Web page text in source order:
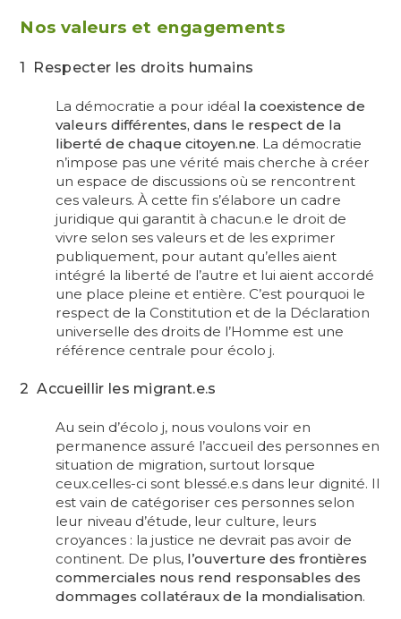
Nos valeurs et engagements
1 Respecter les droits humains
La démocratie a pour idéal la coexistence de
valeurs différentes, dans le respect de la
liberté de chaque citoyen.ne. La démocratie
n’impose pas une vérité mais cherche à créer
un espace de discussions où se rencontrent
ces valeurs. À cette fin s’élabore un cadre
juridique qui garantit à chacun.e le droit de
vivre selon ses valeurs et de les exprimer
publiquement, pour autant qu’elles aient
intégré la liberté de l’autre et lui aient accordé
une place pleine et entière. C’est pourquoi le
respect de la Constitution et de la Déclaration
universelle des droits de l’Homme est une
référence centrale pour écolo j.
2 Accueillir les migrant.e.s
Au sein d’écolo j, nous voulons voir en
permanence assuré l’accueil des personnes en
situation de migration, surtout lorsque
ceux.celles-ci sont blessé.e.s dans leur dignité. Il
est vain de catégoriser ces personnes selon
leur niveau d’étude, leur culture, leurs
croyances : la justice ne devrait pas avoir de
continent. De plus, l’ouverture des frontières
commerciales nous rend responsables des
dommages collatéraux de la mondialisation.